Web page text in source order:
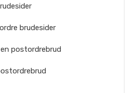
brudesider
postordrebrud